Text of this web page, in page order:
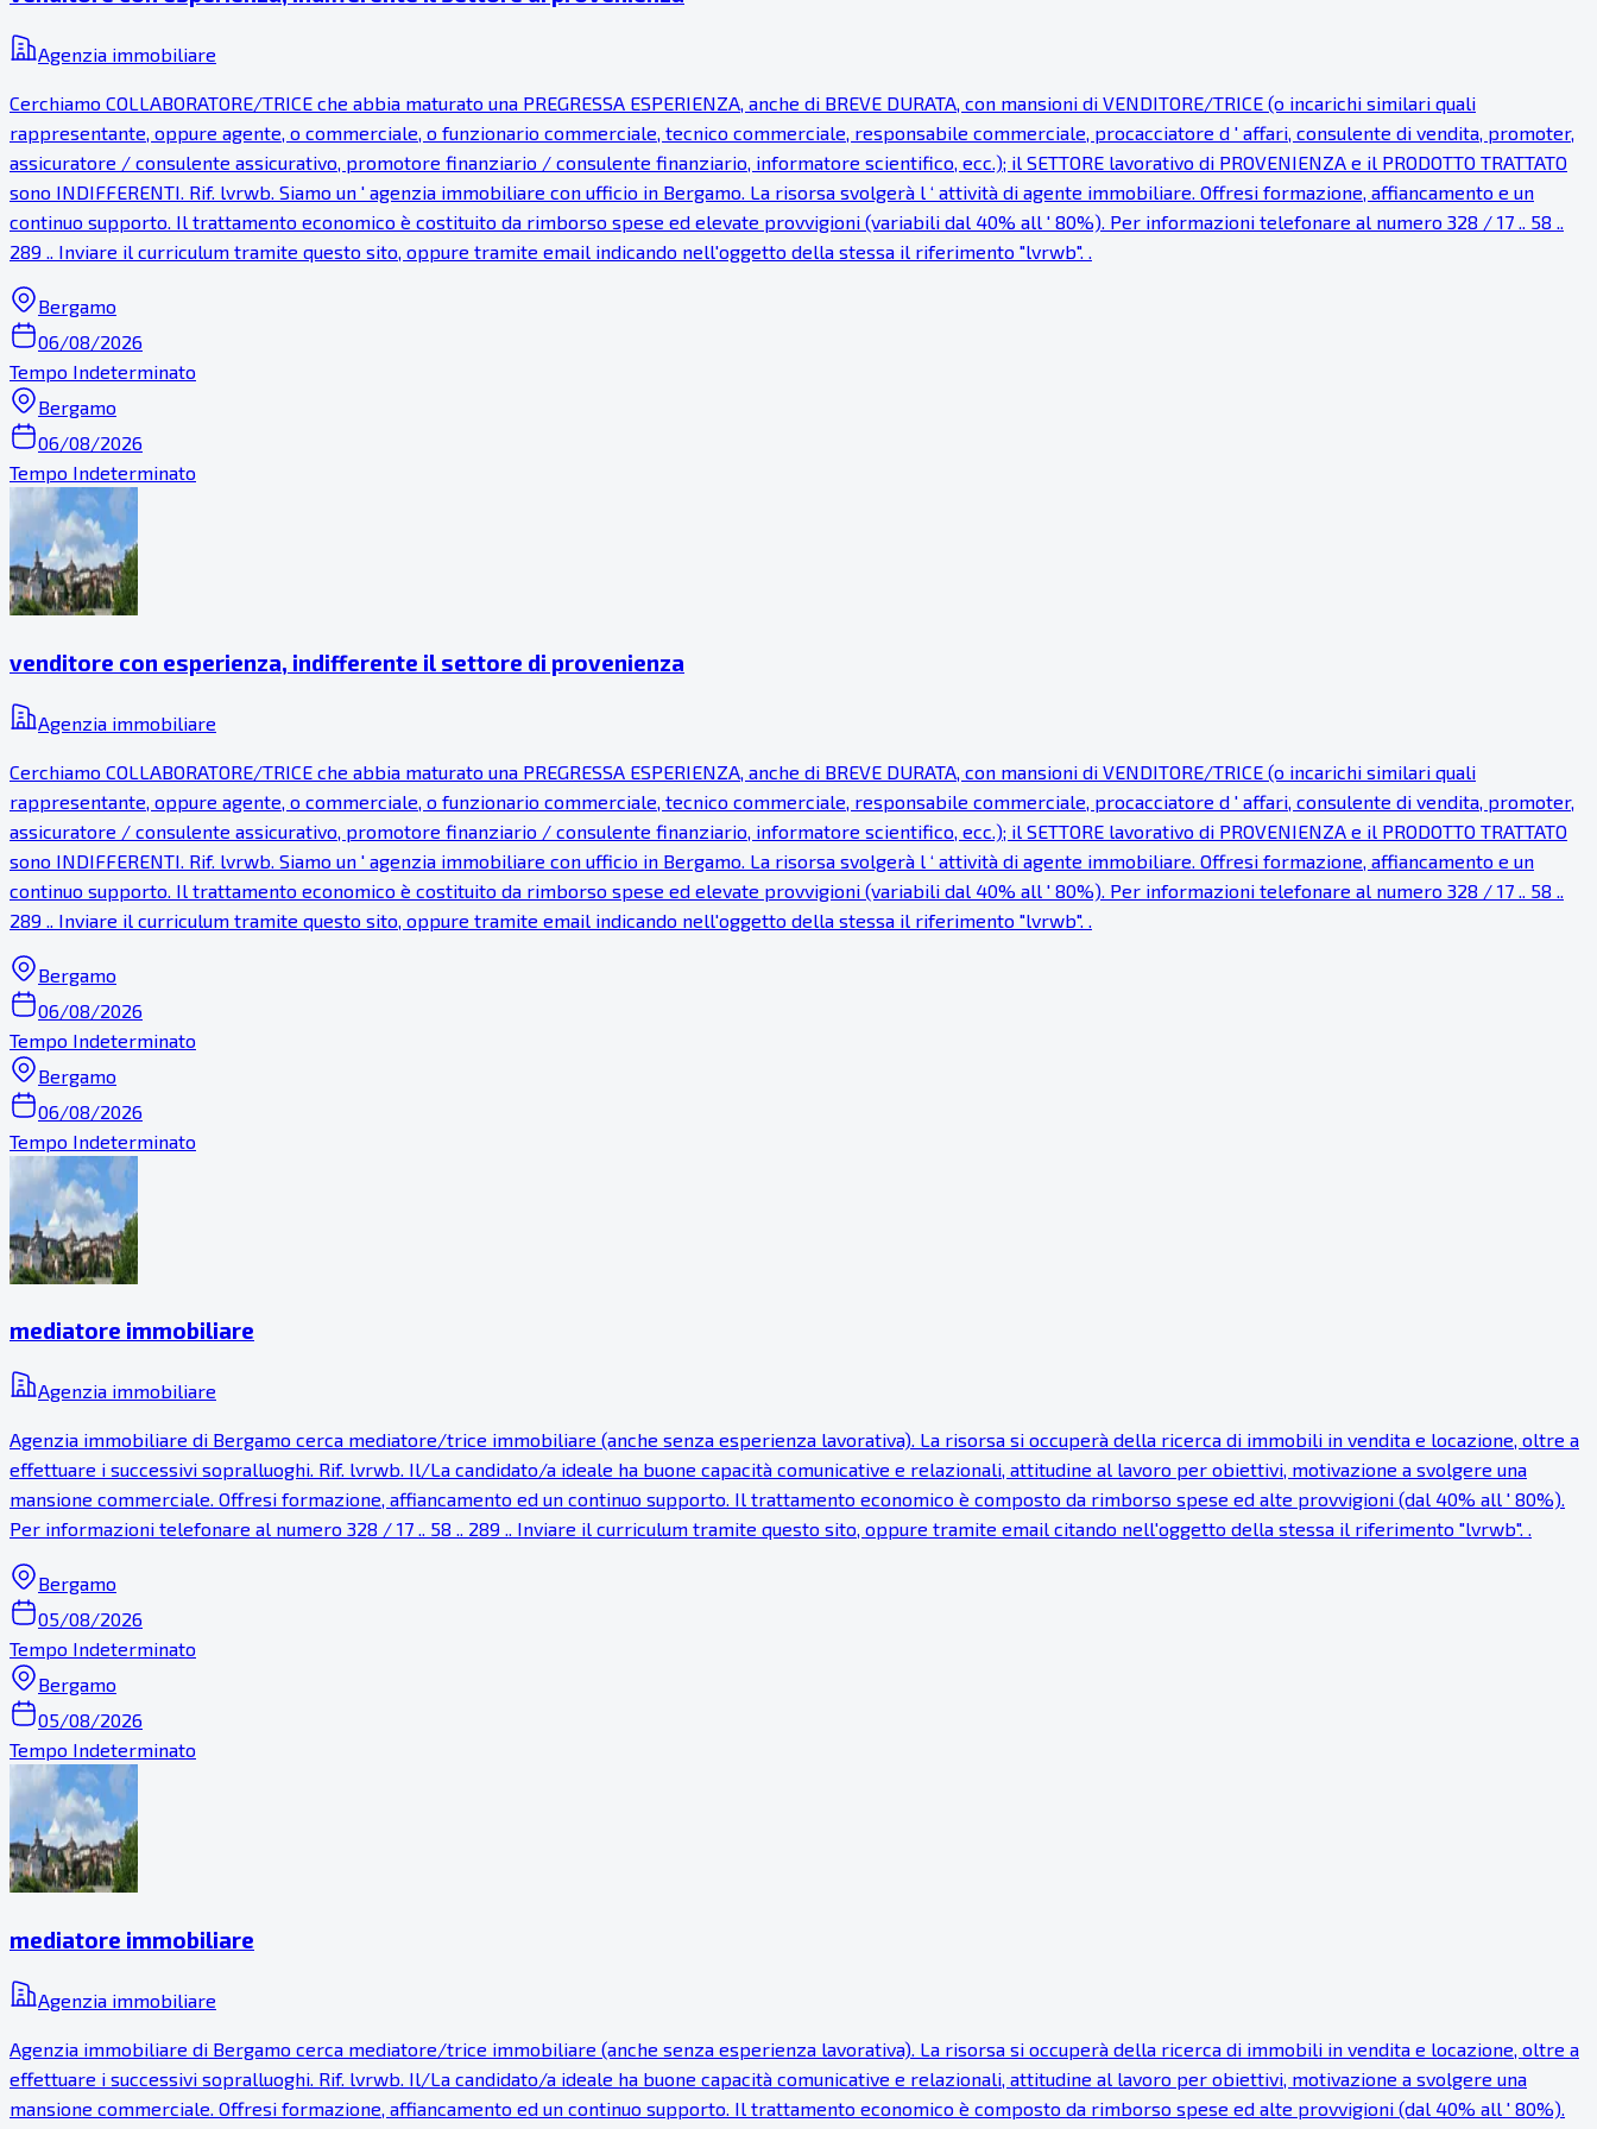
Agenzia immobiliare
Cerchiamo COLLABORATORE/TRICE che abbia maturato una PREGRESSA ESPERIENZA, anche di BREVE DURATA, con mansioni di VENDITORE/TRICE (o incarichi similari quali
rappresentante, oppure agente, o commerciale, o funzionario commerciale, tecnico commerciale, responsabile commerciale, procacciatore d ' affari, consulente di vendita, promoter,
assicuratore / consulente assicurativo, promotore finanziario / consulente finanziario, informatore scientifico, ecc.); il SETTORE lavorativo di PROVENIENZA e il PRODOTTO TRATTATO
sono INDIFFERENTI. Rif. lvrwb. Siamo un ' agenzia immobiliare con ufficio in Bergamo. La risorsa svolgerà l ‘ attività di agente immobiliare. Offresi formazione, affiancamento e un
continuo supporto. Il trattamento economico è costituito da rimborso spese ed elevate provvigioni (variabili dal 40% all ' 80%). Per informazioni telefonare al numero 328 / 17 .. 58 ..
289 .. Inviare il curriculum tramite questo sito, oppure tramite email indicando nell'oggetto della stessa il riferimento "lvrwb". .
Bergamo
06/08/2026
Tempo Indeterminato
Bergamo
06/08/2026
Tempo Indeterminato
venditore con esperienza, indifferente il settore di provenienza
Agenzia immobiliare
Cerchiamo COLLABORATORE/TRICE che abbia maturato una PREGRESSA ESPERIENZA, anche di BREVE DURATA, con mansioni di VENDITORE/TRICE (o incarichi similari quali
rappresentante, oppure agente, o commerciale, o funzionario commerciale, tecnico commerciale, responsabile commerciale, procacciatore d ' affari, consulente di vendita, promoter,
assicuratore / consulente assicurativo, promotore finanziario / consulente finanziario, informatore scientifico, ecc.); il SETTORE lavorativo di PROVENIENZA e il PRODOTTO TRATTATO
sono INDIFFERENTI. Rif. lvrwb. Siamo un ' agenzia immobiliare con ufficio in Bergamo. La risorsa svolgerà l ‘ attività di agente immobiliare. Offresi formazione, affiancamento e un
continuo supporto. Il trattamento economico è costituito da rimborso spese ed elevate provvigioni (variabili dal 40% all ' 80%). Per informazioni telefonare al numero 328 / 17 .. 58 ..
289 .. Inviare il curriculum tramite questo sito, oppure tramite email indicando nell'oggetto della stessa il riferimento "lvrwb". .
Bergamo
06/08/2026
Tempo Indeterminato
Bergamo
06/08/2026
Tempo Indeterminato
mediatore immobiliare
Agenzia immobiliare
Agenzia immobiliare di Bergamo cerca mediatore/trice immobiliare (anche senza esperienza lavorativa). La risorsa si occuperà della ricerca di immobili in vendita e locazione, oltre a
effettuare i successivi sopralluoghi. Rif. lvrwb. Il/La candidato/a ideale ha buone capacità comunicative e relazionali, attitudine al lavoro per obiettivi, motivazione a svolgere una
mansione commerciale. Offresi formazione, affiancamento ed un continuo supporto. Il trattamento economico è composto da rimborso spese ed alte provvigioni (dal 40% all ' 80%).
Per informazioni telefonare al numero 328 / 17 .. 58 .. 289 .. Inviare il curriculum tramite questo sito, oppure tramite email citando nell'oggetto della stessa il riferimento "lvrwb". .
Bergamo
05/08/2026
Tempo Indeterminato
Bergamo
05/08/2026
Tempo Indeterminato
mediatore immobiliare
Agenzia immobiliare
Agenzia immobiliare di Bergamo cerca mediatore/trice immobiliare (anche senza esperienza lavorativa). La risorsa si occuperà della ricerca di immobili in vendita e locazione, oltre a
effettuare i successivi sopralluoghi. Rif. lvrwb. Il/La candidato/a ideale ha buone capacità comunicative e relazionali, attitudine al lavoro per obiettivi, motivazione a svolgere una
mansione commerciale. Offresi formazione, affiancamento ed un continuo supporto. Il trattamento economico è composto da rimborso spese ed alte provvigioni (dal 40% all ' 80%).